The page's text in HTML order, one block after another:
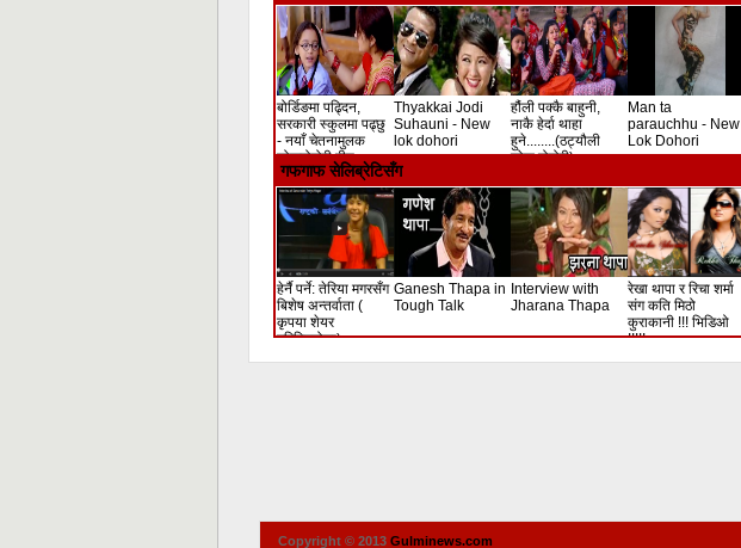
बोर्डिङमा पढ्दिन,
सरकारी स्कुलमा पढ्छु
- नयाँ चेतनामुलक
लोकदोहोरी गीत
Thyakkai Jodi
Suhauni - New
lok dohori
हौंली पक्कै बाहुनी,
नाकै हेर्दा थाहा
हुने........(ठट्यौली
लोक दोहोरी)
Man ta
parauchhu - New
Lok Dohori
गफगाफ सेलिब्रेटिसँग
हेर्नै पर्ने: तेरिया मगरसँग
बिशेष अन्तर्वाता (
कृपया शेयर
गरिदिनुहोला)
Ganesh Thapa in
Tough Talk
Interview with
Jharana Thapa
रेखा थापा र रिचा शर्मा
संग कति मिठो
कुराकानी !!! भिडिओ
!!!!!
Copyright © 2013 Gulminews.com